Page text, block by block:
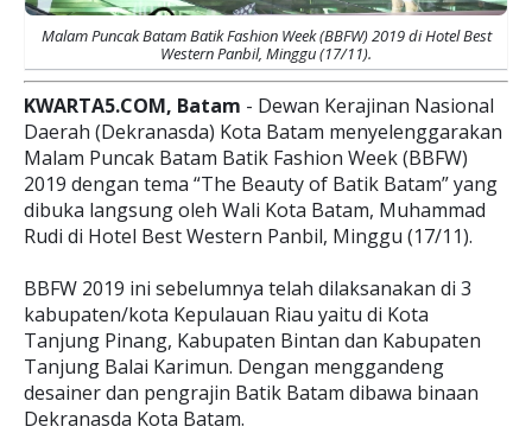
Malam Puncak Batam Batik Fashion Week (BBFW) 2019di Hotel Best
Western Panbil, Minggu (17/11).
KWARTA5.COM, Batam - Dewan Kerajinan Nasional
Daerah (Dekranasda) Kota Batam menyelenggarakan
Malam Puncak Batam Batik Fashion Week (BBFW)
2019 dengan tema “The Beauty of Batik Batam” yang
dibuka langsung oleh Wali Kota Batam, Muhammad
Rudi di Hotel Best Western Panbil, Minggu (17/11).
BBFW 2019 ini sebelumnya telah dilaksanakan di 3
kabupaten/kota Kepulauan Riau yaitu di Kota
Tanjung Pinang, Kabupaten Bintan dan Kabupaten
Tanjung Balai Karimun. Dengan menggandeng
desainer dan pengrajin Batik Batam dibawa binaan
Dekranasda Kota Batam.